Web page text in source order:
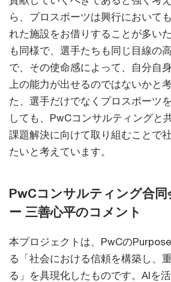
ら、プロスポーツは興行において
れた施設をお借りすることが多い
も同様で、選手たちも同じ目線の
で、その使命感によって、自分自
上の能力が出せるのではないかと
た、選手だけでなくプロスポーツ
しても、PwCコンサルティングと
課題解決に向けて取り組むことで
たいと考えています。
PwCコンサルティング合同
ー 三善心平のコメント
本プロジェクトは、PwCの
る「社会における信頼を構築し、
る」を具現化したものです。AIを